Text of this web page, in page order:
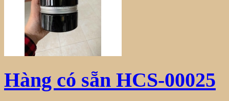
Hàng có sẵn HCS-00025